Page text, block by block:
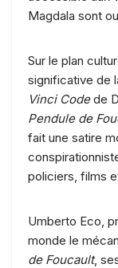
Magdala sont
Sur le plan
significative de
Vinci Codede
Pendule de
fait une satire
policiers, films
Umberto Eco,
monde le
de Foucault,